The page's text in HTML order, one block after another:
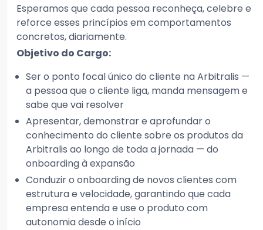
Esperamos que cada pessoa reconheça, celebre e
reforce esses princípios em comportamentos
concretos, diariamente.
Objetivo do Cargo:
Ser o ponto focal único do cliente na Arbitralis —
a pessoa que o cliente liga, manda mensagem e
sabe que vai resolver
Apresentar, demonstrar e aprofundar o
conhecimento do cliente sobre os produtos da
Arbitralis ao longo de toda a jornada — do
onboarding à expansão
Conduzir o onboarding de novos clientes com
estrutura e velocidade, garantindo que cada
empresa entenda e use o produto com
autonomia desde o início